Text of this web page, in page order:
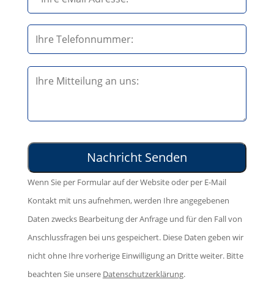
a
s
s
e
s
F
e
l
d
l
i
t
t
e
s
s
d
i
e
s
e
s
e
l
a
s
s
e
d
i
Wenn Sie per Formular auf der Website oder per E-Mail
Kontakt mit uns aufnehmen, werden Ihre angegebenen
Daten zwecks Bearbeitung der Anfrage und für den Fall von
Anschlussfragen bei uns gespeichert. Diese Daten geben wir
nicht ohne Ihre vorherige Einwilligung an Dritte weiter. Bitte
beachten Sie unsere Datenschutzerklärung.